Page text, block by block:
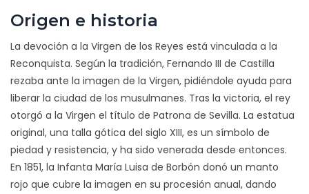
Origen e historia
La devoción a la Virgen de los Reyes está vinculada a la
Reconquista. Según la tradición, Fernando III de Castilla
rezaba ante la imagen de la Virgen, pidiéndole ayuda para
liberar la ciudad de los musulmanes. Tras la victoria, el rey
otorgó a la Virgen el título de Patrona de Sevilla. La estatua
original, una talla gótica del siglo XIII, es un símbolo de
piedad y resistencia, y ha sido venerada desde entonces.
En 1851, la Infanta María Luisa de Borbón donó un manto
rojo que cubre la imagen en su procesión anual, dando